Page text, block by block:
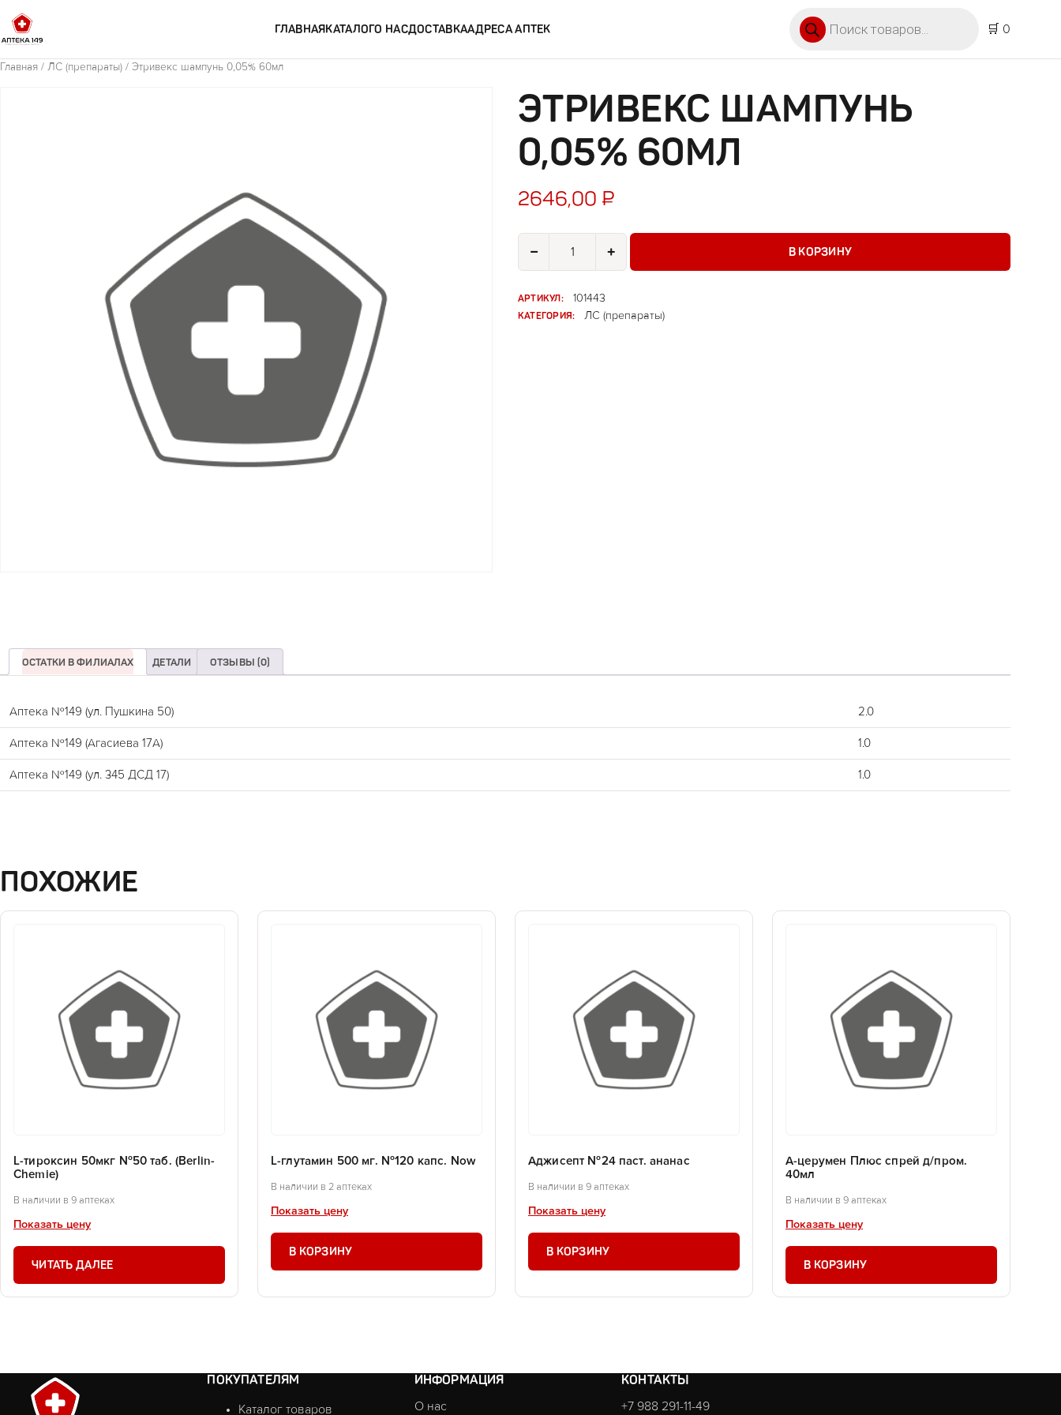
ГЛАВНАЯКАТАЛОГО НАСДОСТАВКААДРЕСА АПТЕК
🛒 0
Главная / ЛС (препараты) / Этривекс шампунь 0,05% 60мл
ЭТРИВЕКС ШАМПУНЬ
0,05% 60МЛ
2646,00 ₽
−
Количество товара Этривекс шампунь 0,05% 60мл
+ В КОРЗИНУ
АРТИКУЛ:
101443
КАТЕГОРИЯ:
ЛС (препараты)
ОСТАТКИ В ФИЛИАЛАХ ДЕТАЛИ ОТЗЫВЫ (0)
Аптека №149 (ул. Пушкина 50) 2.0
Аптека №149 (Агасиева 17А) 1.0
Аптека №149 (ул. 345 ДСД 17) 1.0
ПОХОЖИЕ
L-тироксин 50мкг №50 таб. (Berlin-
Chemie)
В наличии в 9 аптеках
Показать цену
ЧИТАТЬ ДАЛЕЕ
L-глутамин 500 мг. №120 капс. Now
В наличии в 2 аптеках
Показать цену
В КОРЗИНУ
Аджисепт №24 паст. ананас
В наличии в 9 аптеках
Показать цену
В КОРЗИНУ
А-церумен Плюс спрей д/пром.
40мл
В наличии в 9 аптеках
Показать цену
В КОРЗИНУ
ПОКУПАТЕЛЯМ
Каталог товаров
ИНФОРМАЦИЯ
О нас
КОНТАКТЫ
+7 988 291-11-49